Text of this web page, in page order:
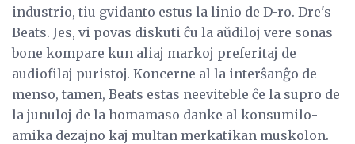
industrio, tiu gvidanto estus la linio de D-ro. Dre's
Beats. Jes, vi povas diskuti ĉu la aŭdiloj vere sonas
bone kompare kun aliaj markoj preferitaj de
audiofilaj puristoj. Koncerne al la interŝanĝo de
menso, tamen, Beats estas neeviteble ĉe la supro de
la junuloj de la homamaso danke al konsumilo-
amika dezajno kaj multan merkatikan muskolon.